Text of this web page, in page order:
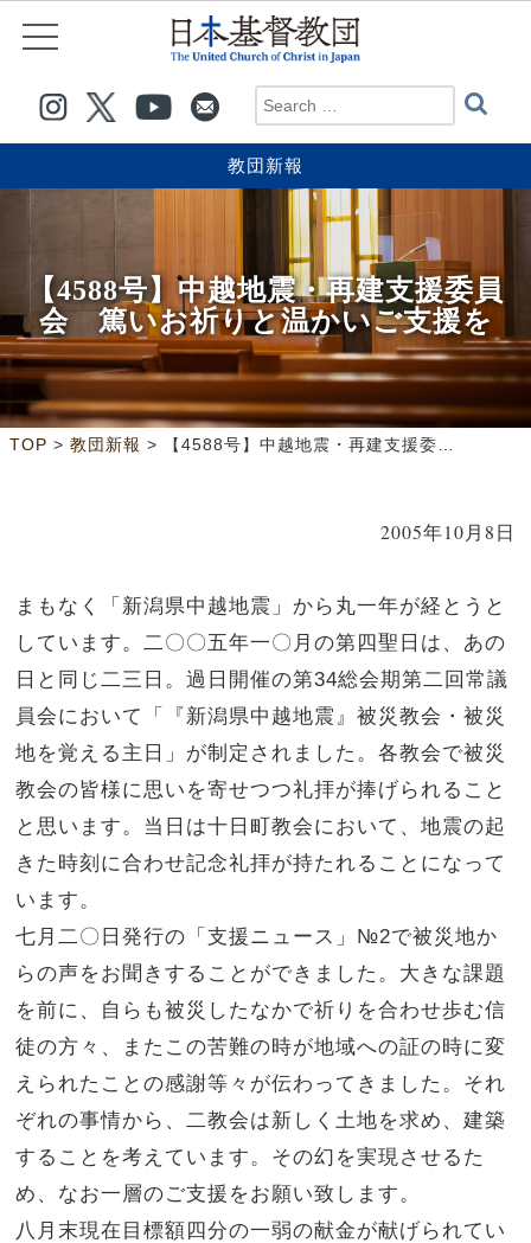
教団新報
【4588号】中越地震・再建支援委員
会 篤いお祈りと温かいご支援を
TOP > 教団新報 > 【4588号】中越地震・再建支援委員会 篤いお祈りと温かいご支援を
2005年10月8日
まもなく「新潟県中越地震」から丸一年が経とうと
しています。二〇〇五年一〇月の第四聖日は、あの
日と同じ二三日。過日開催の第34総会期第二回常議
員会において「『新潟県中越地震』被災教会・被災
地を覚える主日」が制定されました。各教会で被災
教会の皆様に思いを寄せつつ礼拝が捧げられること
と思います。当日は十日町教会において、地震の起
きた時刻に合わせ記念礼拝が持たれることになって
います。
七月二〇日発行の「支援ニュース」№2で被災地か
らの声をお聞きすることができました。大きな課題
を前に、自らも被災したなかで祈りを合わせ歩む信
徒の方々、またこの苦難の時が地域への証の時に変
えられたことの感謝等々が伝わってきました。それ
ぞれの事情から、二教会は新しく土地を求め、建築
することを考えています。その幻を実現させるた
め、なお一層のご支援をお願い致します。
八月末現在目標額四分の一弱の献金が献げられてい